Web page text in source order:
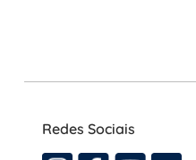
Redes Sociais